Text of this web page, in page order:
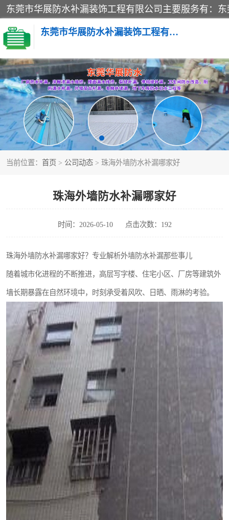
东莞市华展防水补漏装饰工程有限公司
当前位置： 首页 > 公司动态 > 珠海外墙防水补漏哪家好
珠海外墙防水补漏哪家好
时间：2026-05-10 点击次数：192
珠海外墙防水补漏哪家好？专业解析外墙防水补漏那些事儿
随着城市化进程的不断推进，高层写字楼、住宅小区、厂房等建筑外
墙长期暴露在自然环境中，时刻承受着风吹、日晒、雨淋的考验。
楼面防水补漏
阳台卫生间防水补漏
金属房搭建及补漏